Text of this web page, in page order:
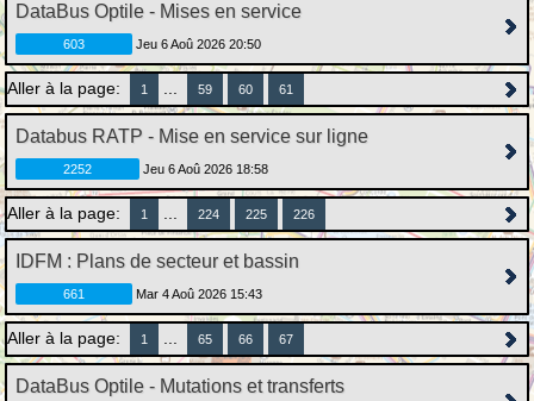
DataBus Optile - Mises en service
603 Jeu 6 Aoû 2026 20:50
Aller à la page: 1 59 60 61
Databus RATP - Mise en service sur ligne
2252 Jeu 6 Aoû 2026 18:58
Aller à la page: 1 224 225 226
IDFM : Plans de secteur et bassin
661 Mar 4 Aoû 2026 15:43
Aller à la page: 1 65 66 67
DataBus Optile - Mutations et transferts